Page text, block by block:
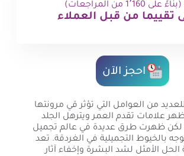
تقييما من قبل العملاء
احجز الآن
من العوامل التي تؤثر قي مرونتها
علامات تقدم العمر ويترهل الجلد
لكن ظهرت طرق عديدة في عالم تجميل
بالخيوط التجميلية في الغردقة. تعد
الحل الأمثل لشد البشرة وإخفاء آثار